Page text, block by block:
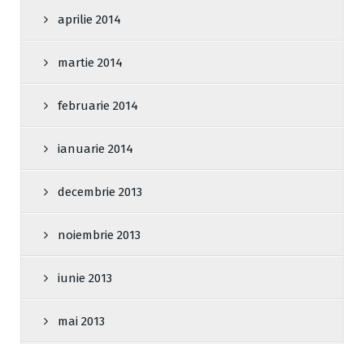
aprilie 2014
martie 2014
februarie 2014
ianuarie 2014
decembrie 2013
noiembrie 2013
iunie 2013
mai 2013